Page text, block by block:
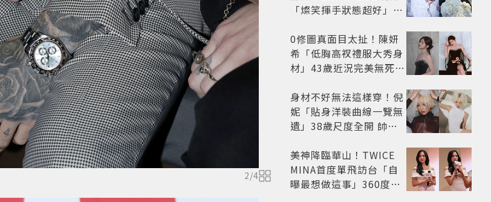
2/4
「燦笑揮手狀態超好」又
0修圖真面目太扯！陳妍
希「低胸高衩禮服大秀身
材」43歲近況完美無死角
身材不好無法這樣穿！倪
妮「貼身洋裝曲線一覽無
遺」38歲尺度全開 帥氣
美神降臨華山！TWICE
MINA首度單飛訪台「自
曝最想做這事」360度0